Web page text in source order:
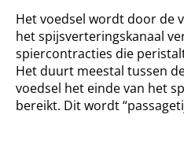
Het voedsel wordt door de
het spijsverteringskanaal
spiercontracties die
Het duurt meestal tussen
voedsel het einde van het
bereikt. Dit wordt